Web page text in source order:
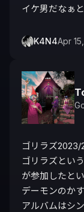
イケ男だなぁ
K4N4Apr
ゴリラズ
ゴリラズとい
が参加したと
デーモンのか
アルバムはシ